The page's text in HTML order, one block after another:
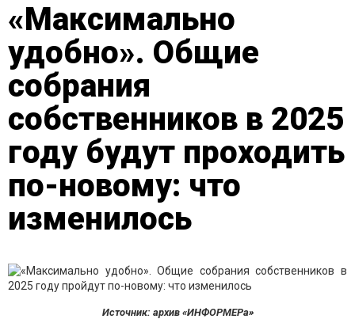
«Максимально
удобно». Общие
собрания
собственников в 2025
году будут проходить
по-новому: что
изменилось
Источник: архив «ИНФОРМЕРа»